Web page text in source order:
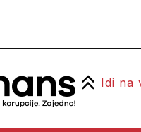
Idi na